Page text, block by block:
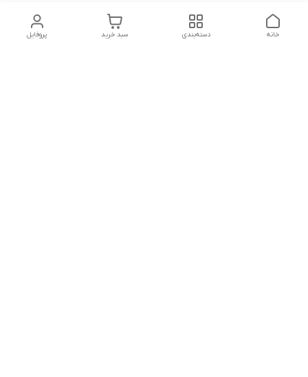
پروفایل سبد خرید دسته‌بندی خانه